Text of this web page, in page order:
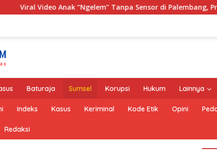
“Ngelem” Tanpa Sensor di Palembang, Praktisi Hukum:
Baturaja Sumsel Korupsi Hukum Lainnya
Indeks Kasus Keriminal Kode Etik Opini
Redaksi